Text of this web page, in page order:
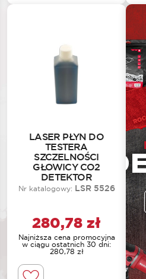
LASER PŁYN DO
TESTERA
SZCZELNOŚCI
GŁOWICY CO2
DETEKTOR
Nr katalogowy: LSR 5526
280,78 zł
Najniższa cena promocyjna
w ciągu ostatnich 30 dni:
280,78 zł